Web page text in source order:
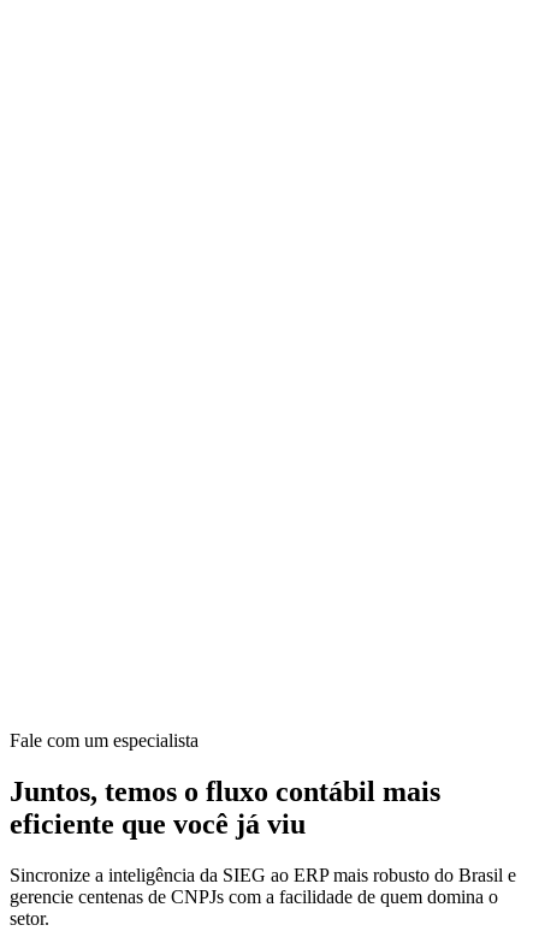
Fale com um especialista
Juntos, temos o fluxo contábil mais
eficiente que você já viu
Sincronize a inteligência da SIEG ao ERP mais robusto do Brasil e
gerencie centenas de CNPJs com a facilidade de quem domina o
setor.